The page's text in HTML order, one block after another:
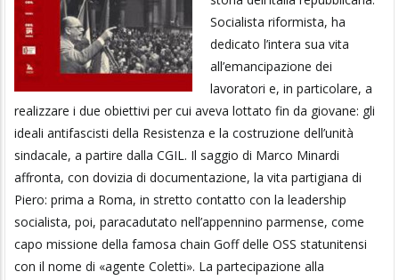
Socialista riformista, ha
dedicato l’intera sua vita
all’emancipazione dei
lavoratori e, in particolare, a
realizzare i due obiettivi per cui aveva lottato fin da giovane: gli
ideali antifascisti della Resistenza e la costruzione dell’unità
sindacale, a partire dalla CGIL. Il saggio di Marco Minardi
affronta, con dovizia di documentazione, la vita partigiana di
Piero: prima a Roma, in stretto contatto con la leadership
socialista, poi, paracadutato nell’appennino parmense, come
capo missione della famosa chain Goff delle OSS statunitensi
con il nome di «agente Coletti». La partecipazione alla